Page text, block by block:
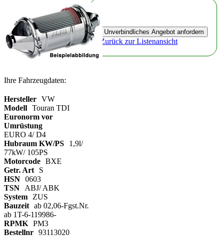
Ihre Fahrzeugdaten:
Hersteller VW
Modell Touran TDI
Euronorm vor
Umrüstung
EURO 4/ D4
Hubraum KW/PS
1,9l/
77kW/ 105PS
Motorcode BXE
Getr. Art
S
HSN 0603
TSN
ABJ/ ABK
System
ZUS
Bauzeit ab 02,06-Fgst.Nr.
ab 1T-6-119986-
RPMK PM3
Bestellnr 93113020
Zurück zur Listenansicht